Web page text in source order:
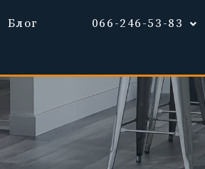
Блог
066-246-53-83